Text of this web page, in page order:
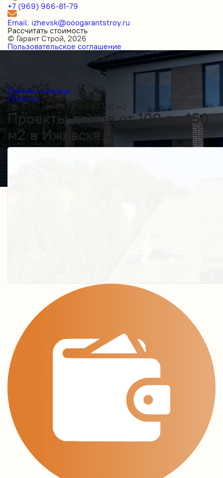
+7 (969) 966-81-79
Email: izhevsk@ooogarantstroy.ru
Рассчитать стоимость
© Гарант Строй, 2026
Пользовательское соглашение
Главная страница
Проекты
Проекты домов от 100 до 150 м2
Проекты домов от 100 до 150
м2 в Ижевске
Получить косультацию